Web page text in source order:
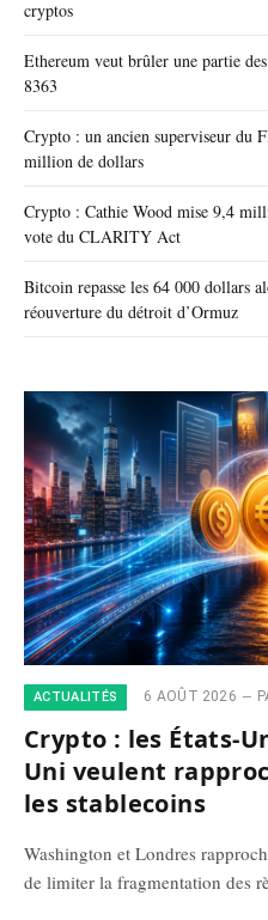
cryptos
Ethereum veut brûler une partie
8363
Crypto : un ancien superviseur du
million de dollars
Crypto : Cathie Wood mise 9,4
vote du CLARITY Act
Bitcoin repasse les 64 000 dollars
réouverture du détroit d’Ormuz
ACTUALITÉS 6 AOÛT 2026
Crypto : les États-
Uni veulent
les stablecoins
Washington et Londres
de limiter la fragmentation des